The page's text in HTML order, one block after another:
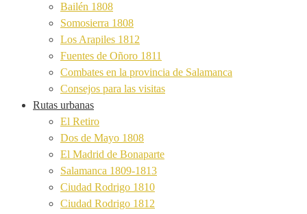
Bailén 1808
Somosierra 1808
Los Arapiles 1812
Fuentes de Oñoro 1811
Combates en la provincia de Salamanca
Consejos para las visitas
Rutas urbanas
El Retiro
Dos de Mayo 1808
El Madrid de Bonaparte
Salamanca 1809-1813
Ciudad Rodrigo 1810
Ciudad Rodrigo 1812